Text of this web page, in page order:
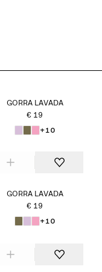
gafas de sol
GORRA LAVADA
€ 19
+10
GORRA LAVADA
€ 19
+10